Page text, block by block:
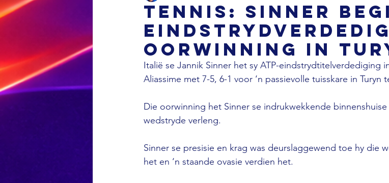
TENNIS: Sinner
oorwinning in
Italië se Jannik Sinner het sy ATP-eindstrydtitelverdediging
Aliassime met 7-5, 6-1 voor ‘n passievolle tuisskare in Turyn
Die oorwinning het Sinner se indrukwekkende
wedstryde verleng.
Sinner se presisie en krag was deurslaggewend toe hy die
het en ‘n staande ovasie verdien het.